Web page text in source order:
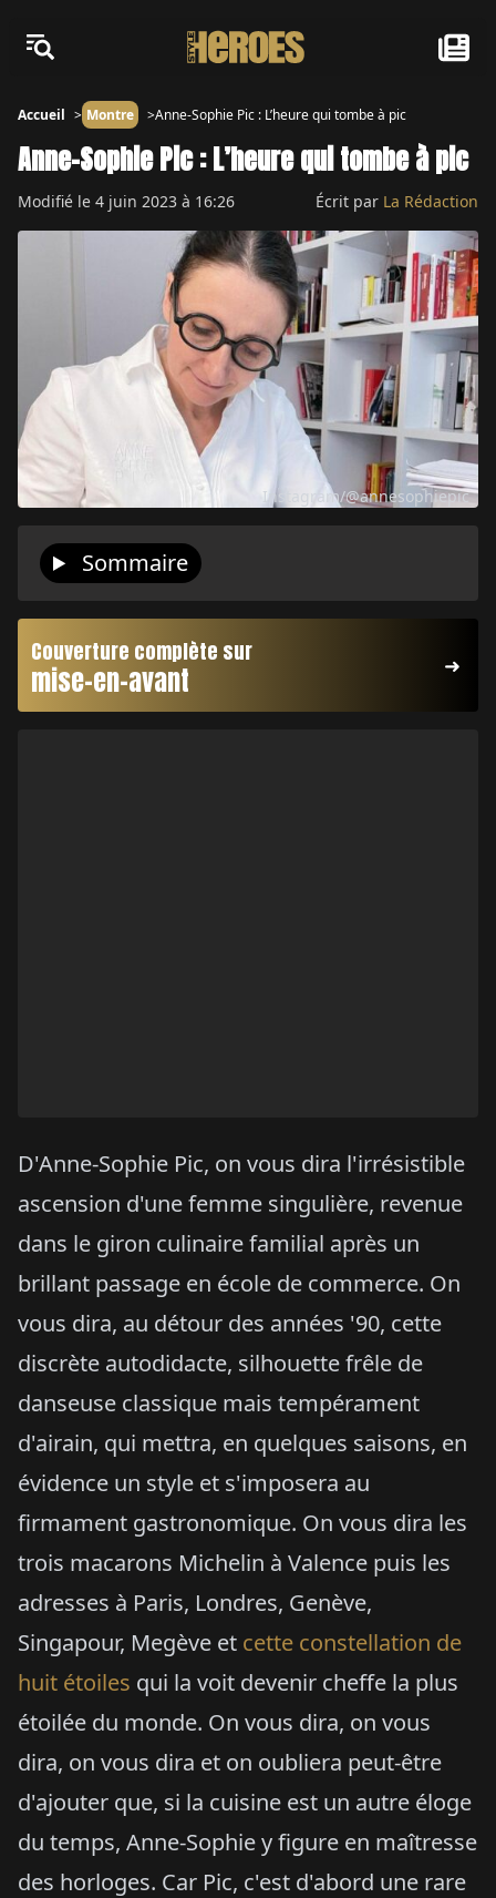
Accueil Montre Anne-Sophie Pic : L’heure qui tombe à pic
Anne-Sophie Pic : L’heure qui tombe à pic
Modifié le 4 juin 2023 à 16:26 Écrit par La Rédaction
Instagram/@annesophiepic
Sommaire
Couverture complète sur
mise-en-avant
D'Anne-Sophie Pic, on vous dira l'irrésistible
ascension d'une femme singulière, revenue
dans le giron culinaire familial après un
brillant passage en école de commerce. On
vous dira, au détour des années '90, cette
discrète autodidacte, silhouette frêle de
danseuse classique mais tempérament
d'airain, qui mettra, en quelques saisons, en
évidence un style et s'imposera au
firmament gastronomique. On vous dira les
trois macarons Michelin à Valence puis les
adresses à Paris, Londres, Genève,
Singapour, Megève et cette constellation de
huit étoiles qui la voit devenir cheffe la plus
étoilée du monde. On vous dira, on vous
dira, on vous dira et on oubliera peut-être
d'ajouter que, si la cuisine est un autre éloge
du temps, Anne-Sophie y figure en maîtresse
des horloges. Car Pic, c'est d'abord une rare